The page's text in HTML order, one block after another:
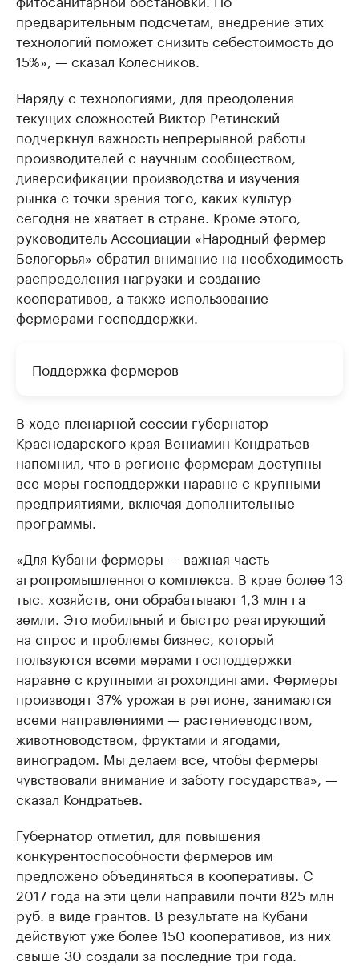
предварительным подсчетам, внедрение этих
технологий поможет снизить себестоимость до
15%», — сказал Колесников.
Наряду с технологиями, для преодоления
текущих сложностей Виктор Ретинский
подчеркнул важность непрерывной работы
производителей с научным сообществом,
диверсификации производства и изучения
рынка с точки зрения того, каких культур
сегодня не хватает в стране. Кроме этого,
руководитель Ассоциации «Народный фермер
Белогорья» обратил внимание на необходимость
распределения нагрузки и создание
кооперативов, а также использование
фермерами господдержки.
Поддержка фермеров
В ходе пленарной сессии губернатор
Краснодарского края Вениамин Кондратьев
напомнил, что в регионе фермерам доступны
все меры господдержки наравне с крупными
предприятиями, включая дополнительные
программы.
«Для Кубани фермеры — важная часть
агропромышленного комплекса. В крае более 13
тыс. хозяйств, они обрабатывают 1,3 млн га
земли. Это мобильный и быстро реагирующий
на спрос и проблемы бизнес, который
пользуются всеми мерами господдержки
наравне с крупными агрохолдингами. Фермеры
производят 37% урожая в регионе, занимаются
всеми направлениями — растениеводством,
животноводством, фруктами и ягодами,
виноградом. Мы делаем все, чтобы фермеры
чувствовали внимание и заботу государства», —
сказал Кондратьев.
Губернатор отметил, для повышения
конкурентоспособности фермеров им
предложено объединяться в кооперативы. С
2017 года на эти цели направили почти 825 млн
руб. в виде грантов. В результате на Кубани
действуют уже более 150 кооперативов, из них
свыше 30 создали за последние три года.